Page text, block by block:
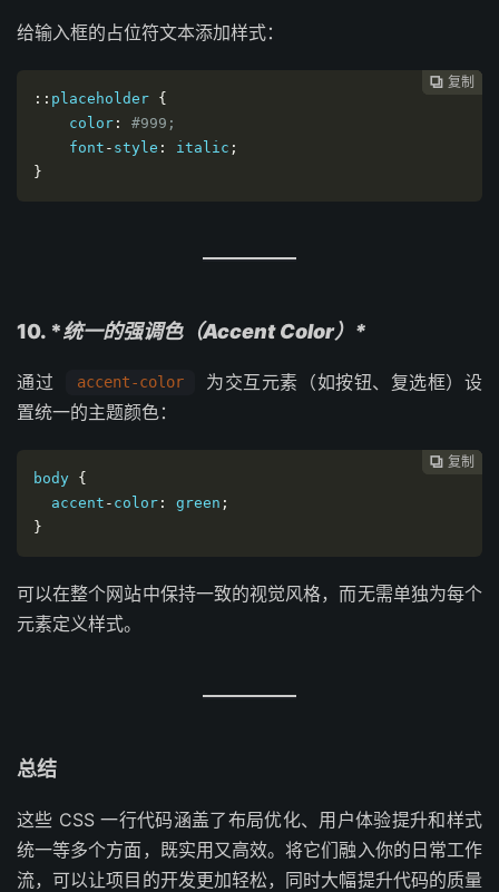
给输入框的占位符文本添加样式：
 复制
 复制
 复制
 复制
:: placeholder {
color :
#999;
font - style : italic ;
}
10. *统一的强调色（Accent Color）*
通过 accent-color
为交互元素（如按钮、复选框）设
置统一的主题颜色：
 复制
 复制
 复制
body {
  accent
- color : green ;
}
可以在整个网站中保持一致的视觉风格，而无需单独为每个
元素定义样式。
总结
这些 CSS 一行代码涵盖了布局优化、用户体验提升和样式
统一等多个方面，既实用又高效。将它们融入你的日常工作
流，可以让项目的开发更加轻松，同时大幅提升代码的质量